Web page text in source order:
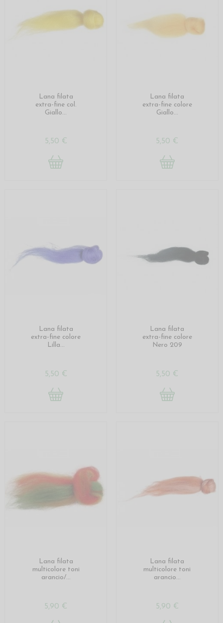
Lana filata
extra-fine col.
Giallo...
5,50 €
Lana filata
extra-fine colore
Giallo...
5,50 €
Lana filata
extra-fine colore
Lilla...
5,50 €
Lana filata
extra-fine colore
Nero 209
5,50 €
Lana filata
multicolore toni
arancio/...
5,90 €
Lana filata
multicolore toni
arancio...
5,90 €